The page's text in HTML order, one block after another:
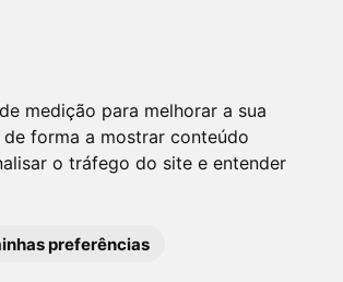
medição para melhorar a sua
forma a mostrar conteúdo
o tráfego do site e entender
preferências
Carapicuíba/SP
Carapicuíba/SP